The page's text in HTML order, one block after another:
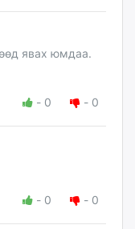
явах юмдаа.
- 0 - 0
- 0 - 0